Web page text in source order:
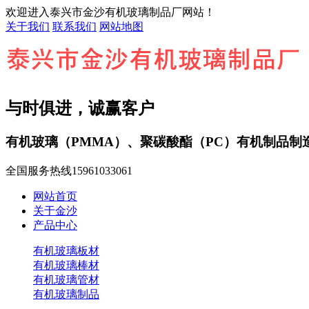
欢迎进入泰兴市金沙有机玻璃制品厂网站！
关于我们 联系我们 网站地图
与时俱进，诚赢客户
有机玻璃（PMMA）、聚碳酸酯（PC）有机制品制
全国服务热线15961033061
网站首页
关于金沙
产品中心
有机玻璃板材
有机玻璃棒材
有机玻璃管材
有机玻璃制品